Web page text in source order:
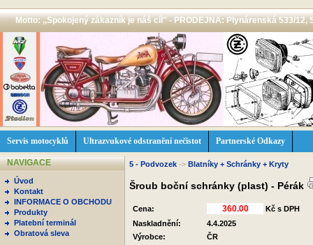
Motto: ,,Spokojený zákazník je náš cíl'' - PRODEJNA: Plynárenská 533/12,
Servis motocyklů Ultrazvukové odstranění nečistot Partnerské Odkazy
NAVIGACE
Úvod
Kontakt
INFORMACE O OBCHODU
Produkty
Platební terminál
Obratová sleva
5 - Podvozek -> Blatníky + Schránky + Kryty
Šroub boční schránky (plast) - Pérák
Cena:
Kč s DPH
Naskladnění:
4.4.2025
Výrobce:
ČR